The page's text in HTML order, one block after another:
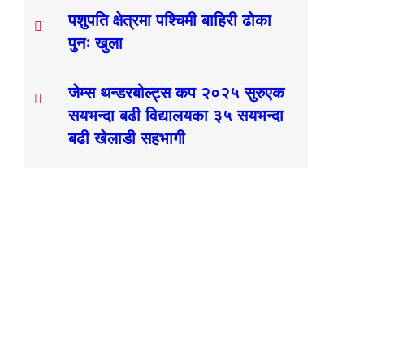
पशुपति क्षेत्रमा पश्चिमी बाहिरी ढोका
पुनः खुला
जेम्स थन्डरबोल्ट्स कप २०२५ सुरुएक
सयभन्दा बढी विद्यालयका ३५ सयभन्दा
बढी खेलाडी सहभागी